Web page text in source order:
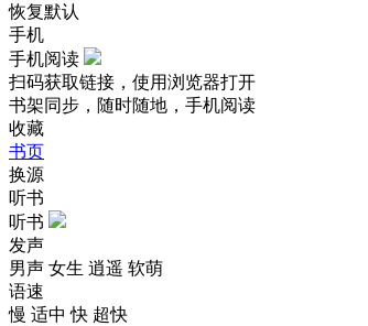
恢复默认
手机
手机阅读
扫码获取链接，使用浏览器打开
书架同步，随时随地，手机阅读
收藏
书页
换源
听书
听书
发声
男声 女生 逍遥 软萌
语速
慢 适中 快 超快